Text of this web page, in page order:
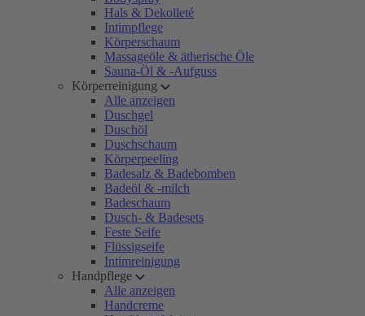
Hals & Dekolleté
Intimpflege
Körperschaum
Massageöle & ätherische Öle
Sauna-Öl & -Aufguss
Körperreinigung
Alle anzeigen
Duschgel
Duschöl
Duschschaum
Körperpeeling
Badesalz & Badebomben
Badeöl & -milch
Badeschaum
Dusch- & Badesets
Feste Seife
Flüssigseife
Intimreinigung
Handpflege
Alle anzeigen
Handcreme